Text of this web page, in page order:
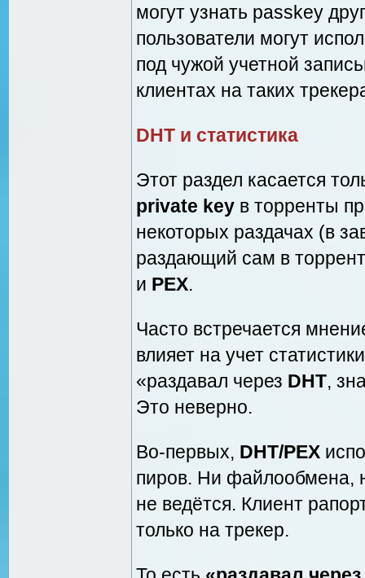
могут узнать passkey
пользователи могут
под чужой учетной
клиентах на таких
DHT и статистика
Этот раздел касается
private key в торренты
некоторых раздачах (в
раздающий сам в
и PEX.
Часто встречается
влияет на учет
«раздавал через DHT,
Это неверно.
Во-первых, DHT/PEX
пиров. Ни файлообмена,
не ведётся. Клиент
только на трекер.